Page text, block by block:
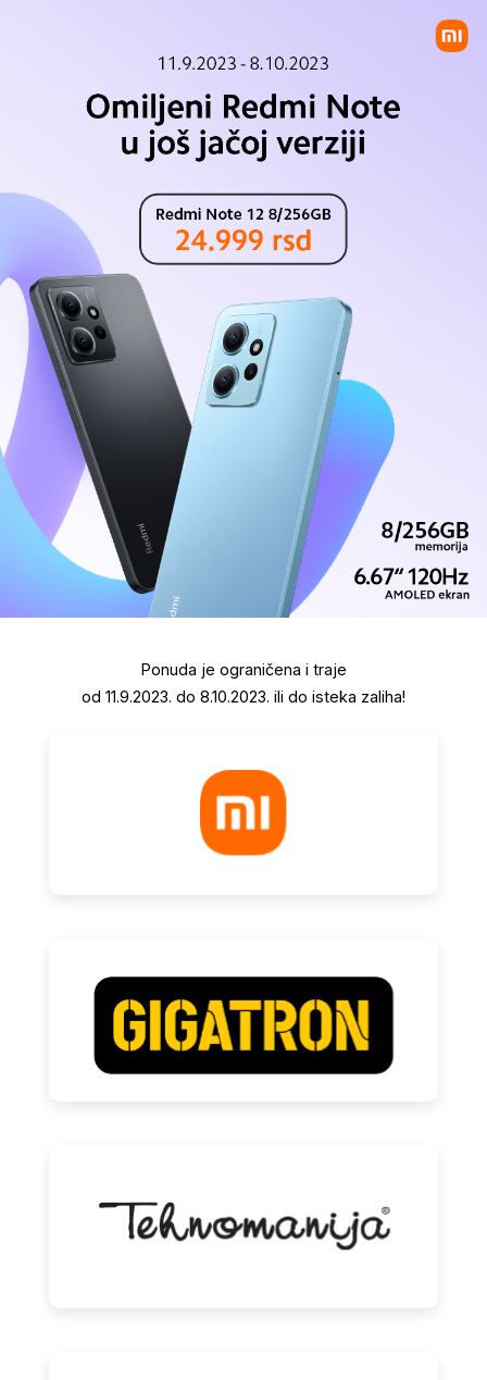
Ponuda je ograničena i traje
od 11.9.2023. do 8.10.2023. ili do isteka zaliha!